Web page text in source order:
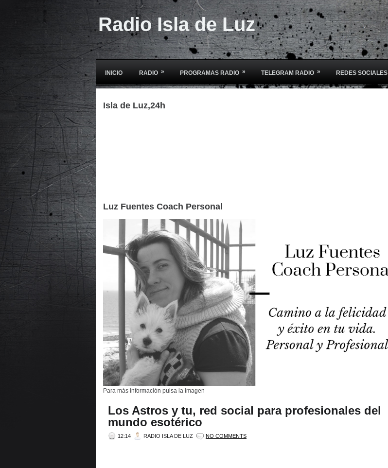
Radio Isla de Luz
INICIO RADIO » PROGRAMAS RADIO » TELEGRAM RADIO » REDES SOCIALES
Isla de Luz,24h
Luz Fuentes Coach Personal
Para más información pulsa la imagen
Los Astros y tu, red social para profesionales del
mundo esotérico
12:14 RADIO ISLA DE LUZ NO COMMENTS